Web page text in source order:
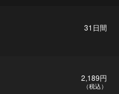
31日間
2,189円
（税込）